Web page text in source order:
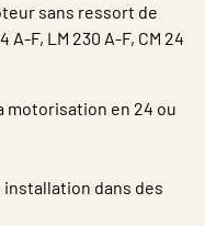
sans ressort de
F, LM 230 A-F, CM 24
motorisation en 24 ou
dans des